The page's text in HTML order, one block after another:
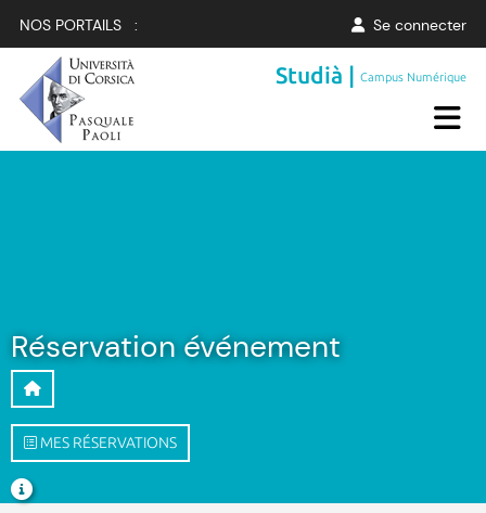
NOS PORTAILS : Se connecter
Studià |Campus Numérique
Réservation événement
MES RÉSERVATIONS